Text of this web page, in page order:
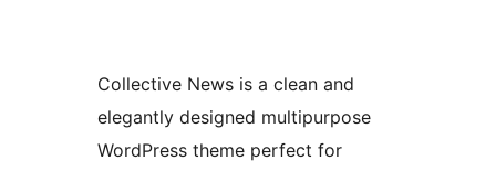
Collective News is a clean and
elegantly designed multipurpose
WordPress theme perfect for